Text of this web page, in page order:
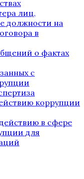
лиц,
должности на
в
о фактах
с
коррупции
в сфере
для